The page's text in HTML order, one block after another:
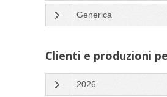
Generica
Clienti e produzioni
2026